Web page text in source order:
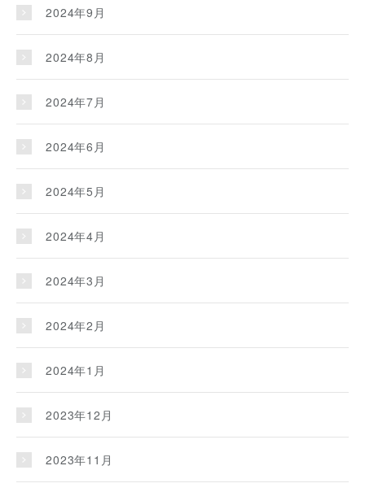
2024年9月
2024年8月
2024年7月
2024年6月
2024年5月
2024年4月
2024年3月
2024年2月
2024年1月
2023年12月
2023年11月